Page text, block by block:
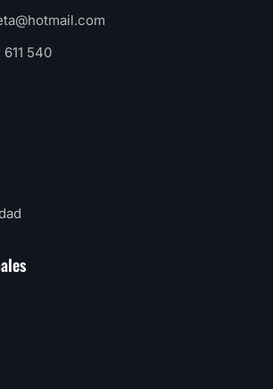
611 540